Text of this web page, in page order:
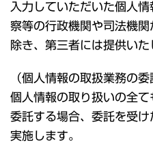
入力していただいた個人
察等の行政機関や司法機
除き、第三者には提供いた
（個人情報の取扱業務の委
個人情報の取り扱いの全
委託する場合、委託を受
実施します。